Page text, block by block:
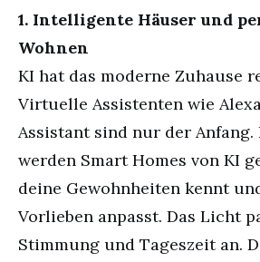
1. Intelligente Häuser und
Wohnen
KI hat das moderne Zuhause
Virtuelle Assistenten wie
Assistant sind nur der Anfang.
werden Smart Homes von KI
deine Gewohnheiten kennt
Vorlieben anpasst. Das Licht
Stimmung und Tageszeit an.